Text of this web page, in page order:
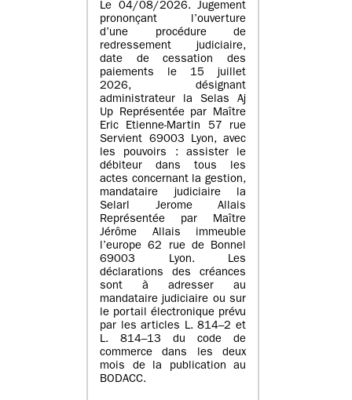
Le 04/08/2026. Jugement
prononçant l’ouverture
d’une procédure de
redressement judiciaire,
date de cessation des
paiements le 15 juillet
2026, désignant
administrateur la Selas Aj
Up Représentée par Maître
Eric Etienne-Martin 57 rue
Servient 69003 Lyon, avec
les pouvoirs : assister le
débiteur dans tous les
actes concernant la gestion,
mandataire judiciaire la
Selarl Jerome Allais
Représentée par Maître
Jérôme Allais immeuble
l’europe 62 rue de Bonnel
69003 Lyon. Les
déclarations des créances
sont à adresser au
mandataire judiciaire ou sur
le portail électronique prévu
par les articles L. 814–2 et
L. 814–13 du code de
commerce dans les deux
mois de la publication au
BODACC.